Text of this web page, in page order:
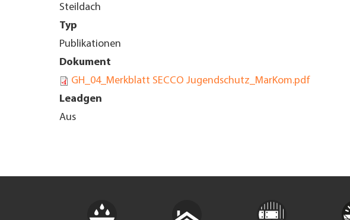
Steildach
Typ
Publikationen
Dokument
GH_04_Merkblatt SECCO Jugendschutz_MarKom.pdf
Leadgen
Aus